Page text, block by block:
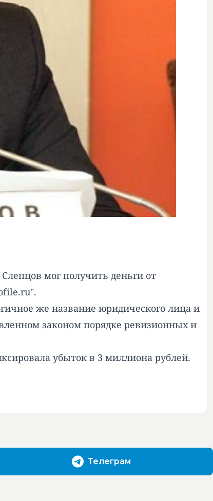
мог получить деньги от
".
же название юридического лица и
законом порядке ревизионных и
убыток в 3 миллиона рублей.
Телеграм